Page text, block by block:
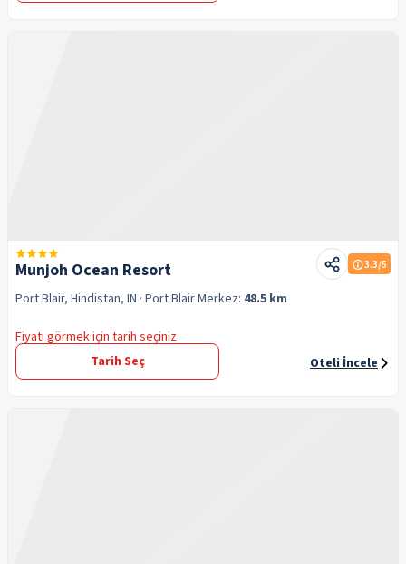
Munjoh Ocean Resort 3.3/5
Port Blair, Hindistan, IN · Port BlairMerkez: 48.5 km
Fiyatı görmek için tarih seçiniz
Tarih Seç
Oteli İncele